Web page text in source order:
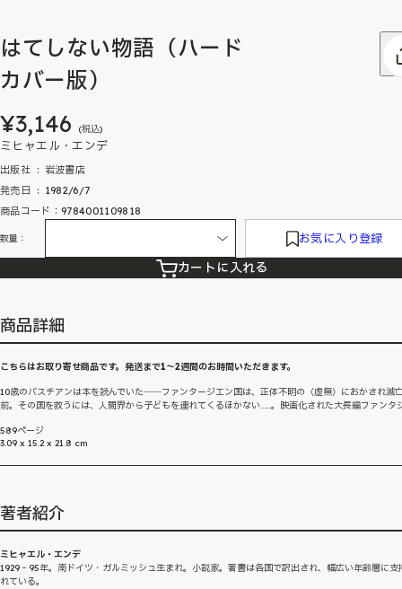
はてしない物語（ハード
カバー版）
¥3,146 (税込)
ミヒャエル・エンデ
出版社 ‏ : ‎ 岩波書店
発売日 ‏ : ‎ 1982/6/7
商品コード：9784001109818
数量： お気に入り登録
カートに入れる
商品詳細
こちらはお取り寄せ商品です。発送まで1～2週間のお時間いただきます。
10歳のバスチアンは本を読んでいた――ファンタージエン国は、正体不明の〈虚無〉におかされ滅
前。その国を救うには、人間界から子どもを連れてくるほかない……。映画化された大長編ファンタ
589ページ
3.09 x 15.2 x 21.8 cm
著者紹介
ミヒャエル・エンデ
1929‐95年。南ドイツ・ガルミッシュ生まれ。小説家。著書は各国で訳出され、幅広い年齢層に支
れている。